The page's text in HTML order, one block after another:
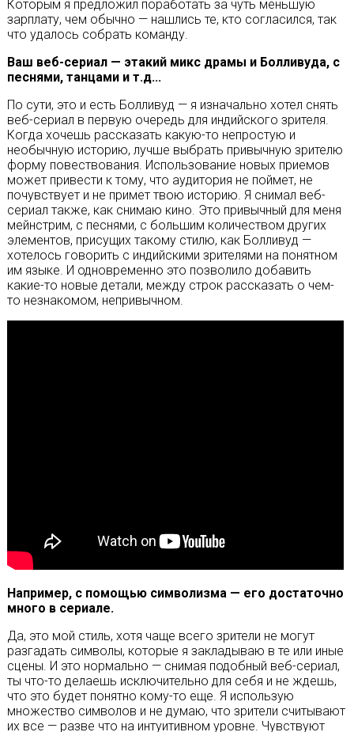
Которым я предложил поработать за чуть меньшую
зарплату, чем обычно — нашлись те, кто согласился, так
что удалось собрать команду.
Ваш веб-сериал — этакий микс драмы и Болливуда, с
песнями, танцами и т.д...
По сути, это и есть Болливуд — я изначально хотел снять
веб-сериал в первую очередь для индийского зрителя.
Когда хочешь рассказать какую-то непростую и
необычную историю, лучше выбрать привычную зрителю
форму повествования. Использование новых приемов
может привести к тому, что аудитория не поймет, не
почувствует и не примет твою историю. Я снимал веб-
сериал также, как снимаю кино. Это привычный для меня
мейнстрим, с песнями, с большим количеством других
элементов, присущих такому стилю, как Болливуд —
хотелось говорить с индийскими зрителями на понятном
им языке. И одновременно это позволило добавить
какие-то новые детали, между строк рассказать о чем-
то незнакомом, непривычном.
Например, с помощью символизма — его достаточно
много в сериале.
Да, это мой стиль, хотя чаще всего зрители не могут
разгадать символы, которые я закладываю в те или иные
сцены. И это нормально — снимая подобный веб-сериал,
ты что-то делаешь исключительно для себя и не ждешь,
что это будет понятно кому-то еще. Я использую
множество символов и не думаю, что зрители считывают
их все — разве что на интуитивном уровне. Чувствуют